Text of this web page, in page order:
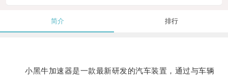
简介 排行
小黑牛加速器是一款最新研发的汽车装置，通过与车辆